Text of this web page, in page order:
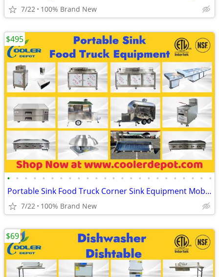
7/22 100% Brand New
• • • • • • • • • • • • • • • • • • • • • • • •
Portable Sink Food Truck Corner Sink Equipment Mobile Kitchen
7/22 100% Brand New
$495
$69